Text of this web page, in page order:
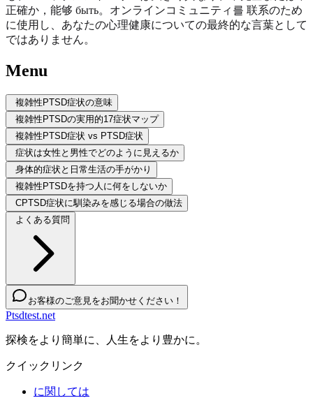
正確か，能够 быть。オンラインコミュニティ를 联系のため
に使用し、あなたの心理健康についての最終的な言葉として
ではありません。
Menu
複雑性PTSD症状の意味
複雑性PTSDの実用的17症状マップ
複雑性PTSD症状 vs PTSD症状
症状は女性と男性でどのように見えるか
身体的症状と日常生活の手がかり
複雑性PTSDを持つ人に何をしないか
CPTSD症状に馴染みを感じる場合の做法
よくある質問
お客様のご意見をお聞かせください！
Ptsdtest.net
探検をより簡単に、人生をより豊かに。
クイックリンク
に関しては